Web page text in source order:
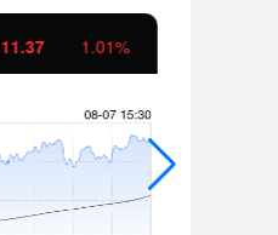
11.37 1.01%